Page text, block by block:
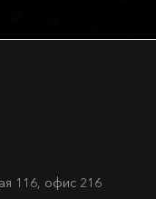
116, офис 216